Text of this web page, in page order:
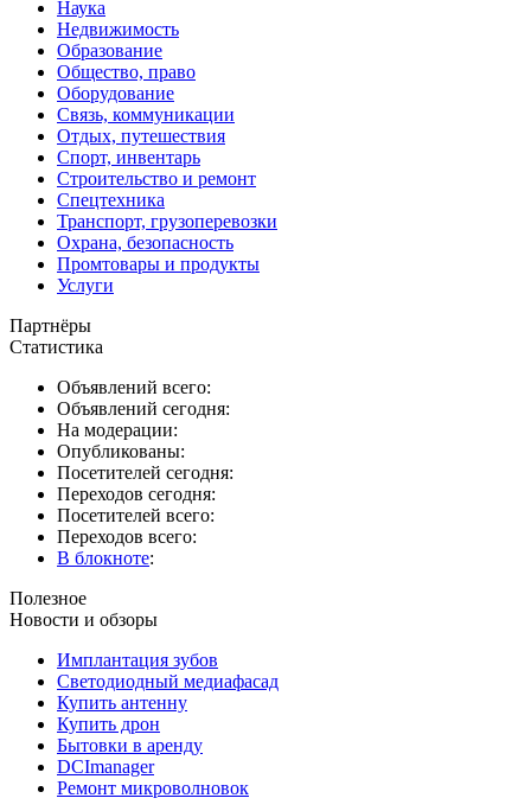
Наука
Недвижимость
Образование
Общество, право
Оборудование
Связь, коммуникации
Отдых, путешествия
Спорт, инвентарь
Строительство и ремонт
Спецтехника
Транспорт, грузоперевозки
Охрана, безопасность
Промтовары и продукты
Услуги
Партнёры
Статистика
Объявлений всего:
Объявлений сегодня:
На модерации:
Опубликованы:
Посетителей сегодня:
Переходов сегодня:
Посетителей всего:
Переходов всего:
В блокноте:
Полезное
Новости и обзоры
Имплантация зубов
Светодиодный медиафасад
Купить антенну
Купить дрон
Бытовки в аренду
DCImanager
Ремонт микроволновок